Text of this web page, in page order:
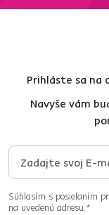
Prihláste sa na
Navyše vám
Súhlasím s posielaním
na uvedenú adresu.*